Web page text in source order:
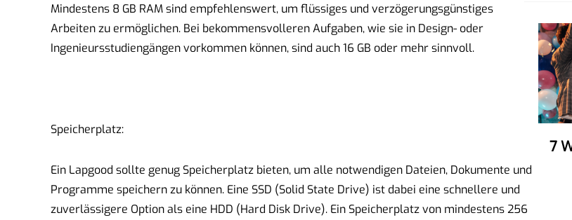
Mindestens 8 GB RAM sind empfehlenswert, um flüssiges und verzögerungsgünstiges
Arbeiten zu ermöglichen. Bei bekommensvolleren Aufgaben, wie sie in Design- oder
Ingenieursstudiengängen vorkommen können, sind auch 16 GB oder mehr sinnvoll.
Speicherplatz:
Ein Lapgood sollte genug Speicherplatz bieten, um alle notwendigen Dateien, Dokumente und
Programme speichern zu können. Eine SSD (Solid State Drive) ist dabei eine schnellere und
zuverlässigere Option als eine HDD (Hard Disk Drive). Ein Speicherplatz von mindestens 256
7 Wacky Tools To Make Your Party